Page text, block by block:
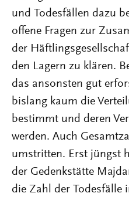
und Todesfällen dazu
offene Fragen zur
der
den Lagern zu klären.
das ansonsten gut
bislang kaum die
bestimmt und deren
werden. Auch
umstritten. Erst jüngst
der Gedenkstätte
die Zahl der Todesfälle